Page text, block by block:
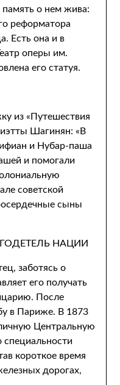
память о нем жива:
реформатора
Есть она и в
оперы им.
его статуя.
из «Путешествия
Шагинян: «В
и Нубар-паша
и помогали
советской
сыны
НАЦИИ
заботясь о
его получать
После
в Париже. В 1873
Центральную
специальности
короткое время
дорогах,